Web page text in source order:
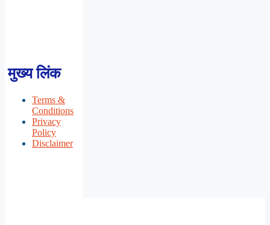
मुख्य लिंक
Terms &
Conditions
Privacy
Policy
Disclaimer